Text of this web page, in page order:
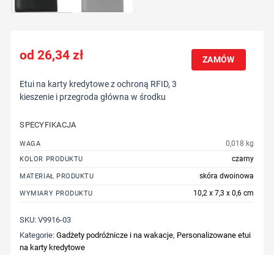
26,34zł ZAMÓW
Etui na karty kredytowe z ochroną RFID, 3
kieszenie i przegroda główna w środku
SPECYFIKACJA
WAGA 0,018 kg
KOLOR PRODUKTU czarny
MATERIAŁ PRODUKTU skóra dwoinowa
WYMIARY PRODUKTU 10,2 x 7,3 x 0,6 cm
SKU:V9916-03
Kategorie:Gadżety podróżnicze i na wakacje, Personalizowane etui
na karty kredytowe